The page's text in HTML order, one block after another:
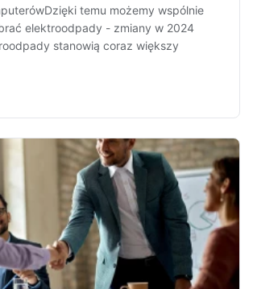
temu możemy wspólnie
elektroodpady - zmiany w 2024
stanowią coraz większy